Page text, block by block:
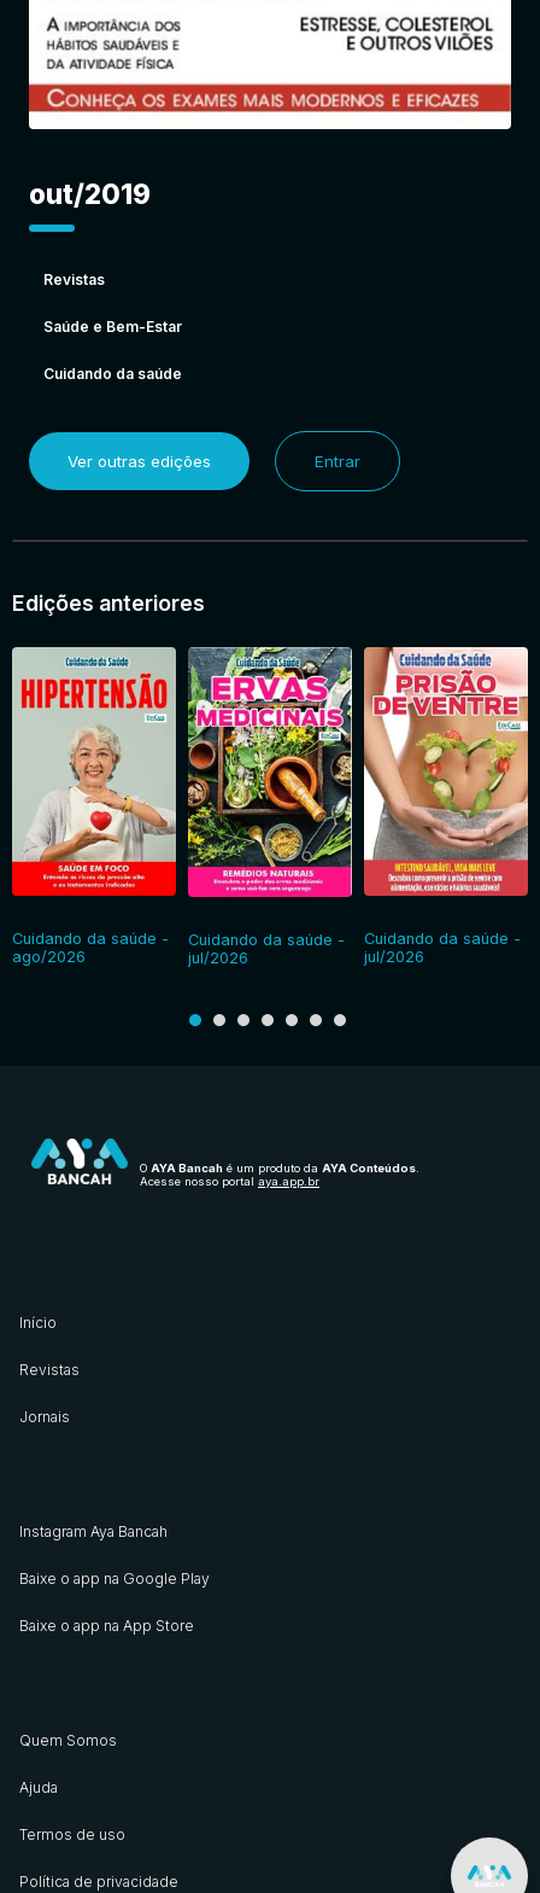
out/2019
Revistas
Saúde e Bem-Estar
Cuidando da saúde
Ver outras edições Entrar
Edições anteriores
Cuidando da saúde -
ago/2026
Cuidando da saúde -
jul/2026
Cuidando da saúde -
jul/2026
O AYA Bancah é um produto da AYA Conteúdos
Acesse nosso portal aya.app.br
Início
Revistas
Jornais
Instagram Aya Bancah
Baixe o app na Google Play
Baixe o app na App Store
Quem Somos
Ajuda
Termos de uso
Política de privacidade